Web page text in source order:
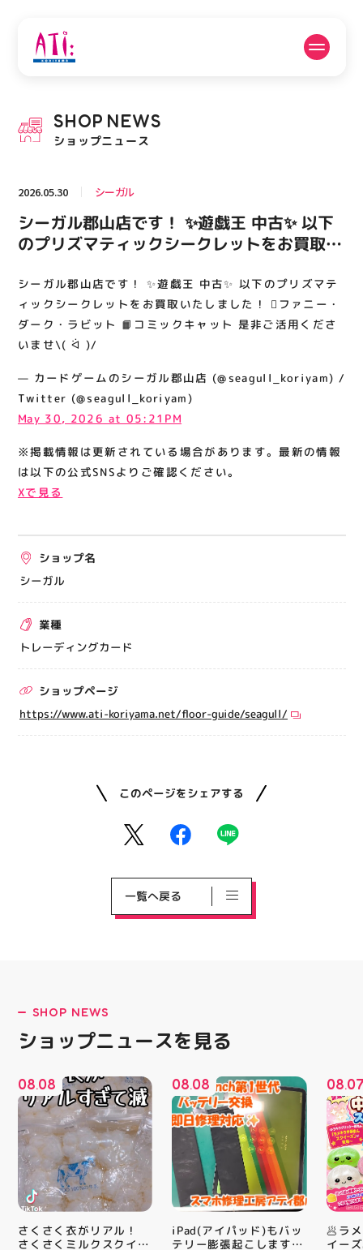
PICK UP NEWS
ピックアップニュース
フロアガイド 営業時間
ACCESS
アクセス・駐車場
RECRUIT
スタッフ募集
関連情報
お知らせ
プライバシーポリシー
サイトポリシー
出店をご検討の方へ
テナント出店募集
催事出店募集
アティビジョンについて
SHOP NEWS
ショップニュース
2026.05.30 シーガル
シーガル郡山店です！ ✨遊戯王 中古✨ 以下
のプリズマティックシークレットをお買取い
📙コミックキャット 是非ご活用くださいま
せ\( ᐛ )/
シーガル郡山店です！ ✨遊戯王 中古✨ 以下のプリズマテ
ィックシークレットをお買取いたしました！ 🪏ファニー・
ダーク・ラビット 📙コミックキャット 是非ご活用くださ
いませ\( ᐛ )/
— カードゲームのシーガル郡山店 (@seagull_koriyam) /
Twitter (@seagull_koriyam)
May 30, 2026 at 05:21PM
※掲載情報は更新されている場合があります。最新の情報
は以下の公式SNSよりご確認ください。
Xで見る
ショップ名
シーガル
業種
トレーディングカード
ショップページ
https://www.ati-koriyama.net/floor-guide/seagull/
このページをシェアする
一覧へ戻る
SHOP NEWS
ショップニュースを見る
08.08
さくさく衣がリアル！
さくさくミルクスクイー
08.08
iPad(アイパッド)もバッ
テリー膨張起こします🔋
08.
🥟ラ
イー